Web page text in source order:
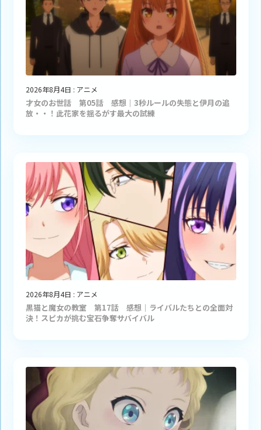
2026年8月4日 : アニメ
才女のお世話 第05話 感想｜3秒ルールの失態と伊月の追
放・・！此花家を揺るがす最大の試練
2026年8月4日 : アニメ
黒猫と魔女の教室 第17話 感想｜ライバルたちとの全面対
決！スピカが挑む宝石争奪サバイバル